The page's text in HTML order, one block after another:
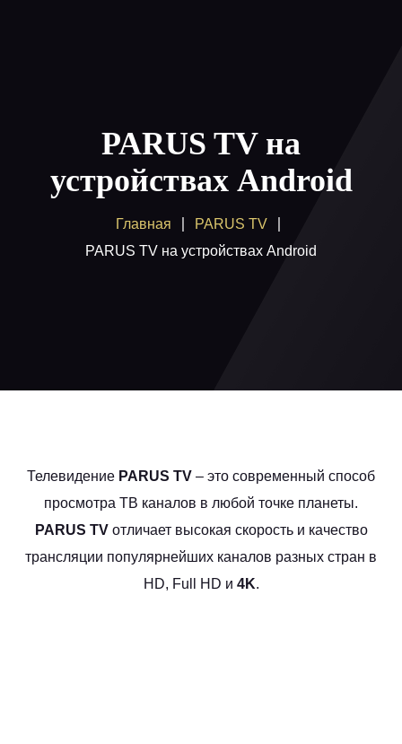
Как смотреть
Купить
Помощь
PARUS TV на
устройствах Android
Главная
PARUS TV
PARUS TV на устройствах Android
Телевидение PARUS TV – это современный способ
просмотра ТВ каналов в любой точке планеты.
PARUS TV отличает высокая скорость и качество
трансляции популярнейших каналов разных стран в
HD, Full HD и 4K.